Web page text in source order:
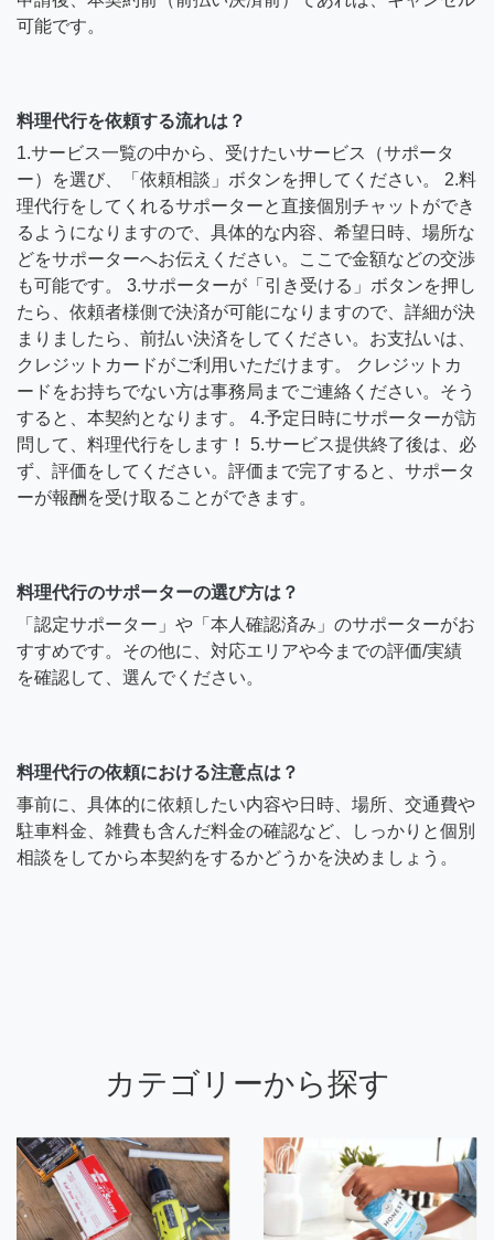
可能です。
料理代行を依頼する流れは？
1.サービス一覧の中から、受けたいサービス（サポータ
ー）を選び、「依頼相談」ボタンを押してください。 2.料
理代行をしてくれるサポーターと直接個別チャットができ
るようになりますので、具体的な内容、希望日時、場所な
どをサポーターへお伝えください。ここで金額などの交渉
も可能です。 3.サポーターが「引き受ける」ボタンを押し
たら、依頼者様側で決済が可能になりますので、詳細が決
まりましたら、前払い決済をしてください。お支払いは、
クレジットカードがご利用いただけます。 クレジットカ
ードをお持ちでない方は事務局までご連絡ください。そう
すると、本契約となります。 4.予定日時にサポーターが訪
問して、料理代行をします！ 5.サービス提供終了後は、必
ず、評価をしてください。評価まで完了すると、サポータ
ーが報酬を受け取ることができます。
料理代行のサポーターの選び方は？
「認定サポーター」や「本人確認済み」のサポーターがお
すすめです。その他に、対応エリアや今までの評価/実績
を確認して、選んでください。
料理代行の依頼における注意点は？
事前に、具体的に依頼したい内容や日時、場所、交通費や
駐車料金、雑費も含んだ料金の確認など、しっかりと個別
相談をしてから本契約をするかどうかを決めましょう。
カテゴリーから探す